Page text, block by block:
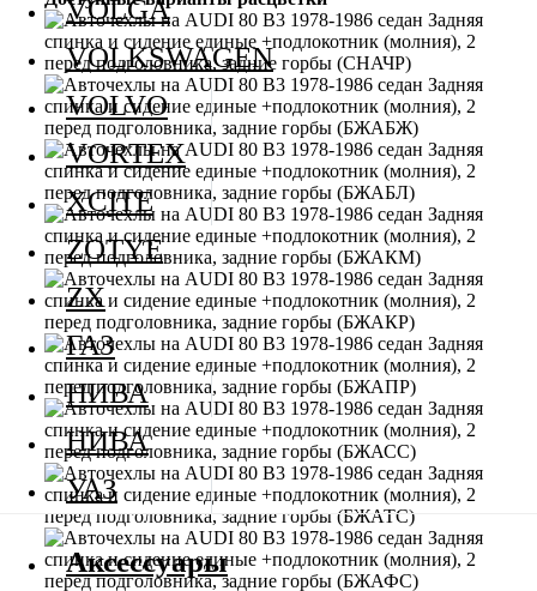
VOLGA
VOLKSWAGEN
VOLVO
VORTEX
XCITE
ZOTYE
ZX
ГАЗ
НИВА
НИВА
УАЗ
Аксессуары